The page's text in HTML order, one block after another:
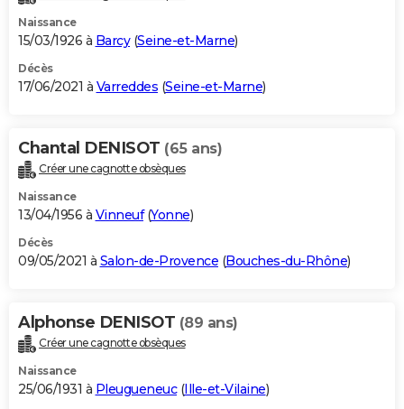
Naissance
15/03/1926 à Barcy(Seine-et-Marne)
Décès
17/06/2021 à Varreddes (Seine-et-Marne)
Chantal DENISOT (65 ans)
Créer une cagnotte obsèques
Naissance
13/04/1956 à Vinneuf(Yonne)
Décès
09/05/2021 à Salon-de-Provence (Bouches-du-Rhône)
Alphonse DENISOT (89 ans)
Créer une cagnotte obsèques
Naissance
25/06/1931 à Pleugueneuc(Ille-et-Vilaine)